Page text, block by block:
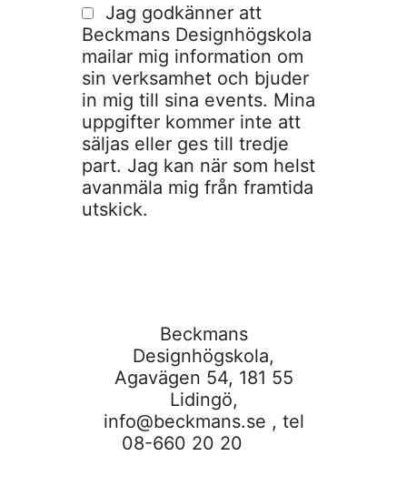
Jag godkänner att
Beckmans Designhögskola
mailar mig information om
sin verksamhet och bjuder
in mig till sina events. Mina
uppgifter kommer inte att
säljas eller ges till tredje
part. Jag kan när som helst
avanmäla mig från framtida
utskick.
Beckmans
Designhögskola,
Agavägen 54, 181 55
Lidingö,
info@beckmans.se , tel
08-660 20 20